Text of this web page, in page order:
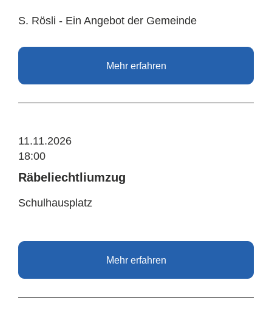
S. Rösli - Ein Angebot der Gemeinde
Mehr erfahren
11.11.2026
18:00
Räbeliechtliumzug
Schulhausplatz
Mehr erfahren